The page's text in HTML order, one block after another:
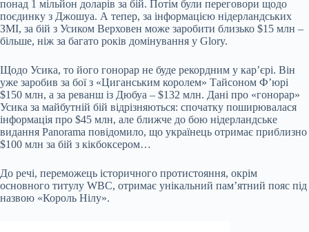
понад 1 мільйон доларів за бій. Потім були переговори щодо
поєдинку з Джошуа. А тепер, за інформацією нідерландських
ЗМІ, за бій з Усиком Верховен може заробити близько $15 млн –
більше, ніж за багато років домінування у Glory.
Щодо Усика, то його гонорар не буде рекордним у кар’єрі. Він
уже заробив за бої з «Циганським королем» Тайсоном Ф’юрі
$150 млн, а за реванш із Дюбуа – $132 млн. Дані про «гонорар»
Усика за майбутній бій відрізняються: спочатку поширювалася
інформація про $45 млн, але ближче до бою нідерландське
видання Panorama повідомило, що українець отримає приблизно
$100 млн за бій з кікбоксером…
До речі, переможець історичного протистояння, окрім
основного титулу WBC, отримає унікальний пам’ятний пояс під
назвою «Король Нілу».